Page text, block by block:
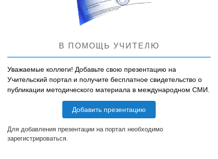
В ПОМОЩЬ УЧИТЕЛЮ
Уважаемые коллеги! Добавьте свою презентацию на
Учительский портал и получите бесплатное свидетельство о
публикации методического материала в международном СМИ.
Добавить презентацию
Для добавления презентации на портал необходимо
зарегистрироваться.